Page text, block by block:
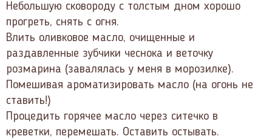
Небольшую сковороду с толстым дном хорошо
прогреть, снять с огня.
Влить оливковое масло, очищенные и
раздавленные зубчики чеснока и веточку
розмарина (завалялась у меня в морозилке).
Помешивая ароматизировать масло (на огонь не
ставить!)
Процедить горячее масло через ситечко в
креветки, перемешать. Оставить остывать.